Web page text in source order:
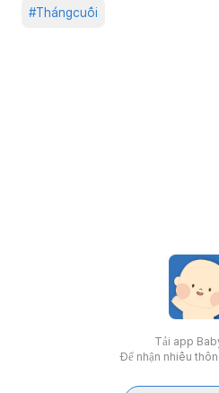
#Thángcuối
Tải app
Để nhận nhiều